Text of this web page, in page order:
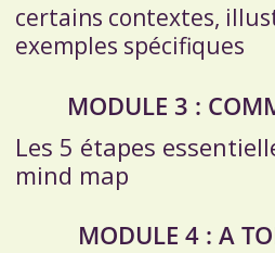
certains contextes,
exemples spécifiques
MODULE 3 :
Les 5 étapes
mind map
MODULE 4 : A